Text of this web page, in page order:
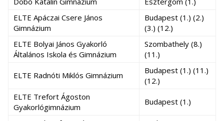
ELTE Apáczai Csere János
Gimnázium
Budapest (1.) (2.)
(3.) (12.)
ELTE Bolyai János Gyakorló
Általános Iskola és Gimnázium
Szombathely (8.)
(11.)
ELTE Radnóti Miklós Gimnázium
Budapest (1.) (11.)
(12.)
ELTE Trefort Ágoston
Gyakorlógimnázium
Budapest (1.)